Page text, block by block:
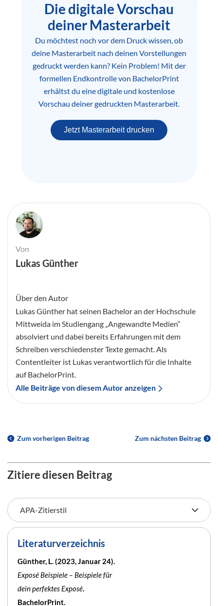
Die digitale Vorschau
deiner Masterarbeit
Du möchtest noch vor dem Druck wissen, ob
deine Masterarbeit nach deinen Vorstellungen
gedruckt werden kann? Kein Problem! Mit der
formellen Endkontrolle von BachelorPrint
erhältst du eine digitale und kostenlose
Vorschau deiner gedruckten Masterarbeit.
Jetzt Masterarbeit drucken
Von
Lukas Günther
Über den Autor
Lukas Günther hat seinen Bachelor an der Hochschule
Mittweida im Studiengang „Angewandte Medien“
absolviert und dabei bereits Erfahrungen mit dem
Schreiben verschiedenster Texte gemacht. Als
Contentleiter ist Lukas verantwortlich für die Inhalte
auf BachelorPrint.
Alle Beiträge von diesem Autor anzeigen
Zum vorherigen Beitrag Zum nächsten Beitrag
Zitiere diesen Beitrag
Literaturverzeichnis
Günther, L. (2023, Januar 24).
Exposé Beispiele – Beispiele für
dein perfektes Exposé.
BachelorPrint.